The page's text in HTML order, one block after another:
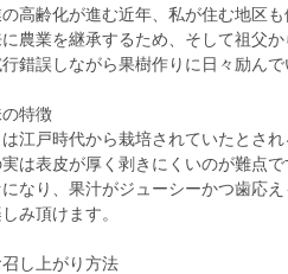
高齢化が進む近年、私が住む地区
農業を継承するため、そして祖父
錯誤しながら果樹作りに日々励んで
特徴
江戸時代から栽培されていたとされ
実は表皮が厚く剥きにくいのが難点
になり、果汁がジューシーかつ歯応
み頂けます。
し上がり方法